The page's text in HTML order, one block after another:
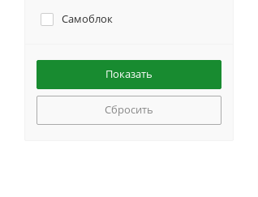
Самоблок
Сбросить